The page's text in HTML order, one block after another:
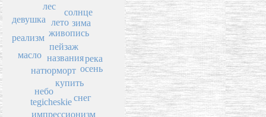
пейзаж
названия
живопись
лето
натюрморт
купить
солнце
лес
зима
осень
масло река
снег
tegicheskie
реализм
небо
импрессионизм
девушка